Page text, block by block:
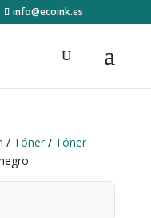
info@ecoink.es
/ Tóner/ Tóner